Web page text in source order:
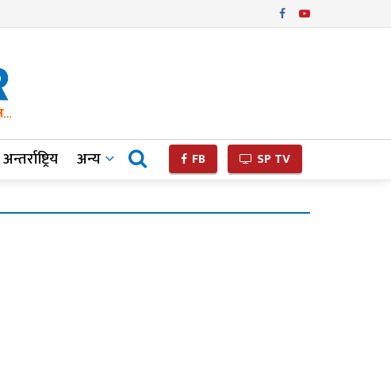
अन्तर्राष्ट्रिय अन्य FB SP TV